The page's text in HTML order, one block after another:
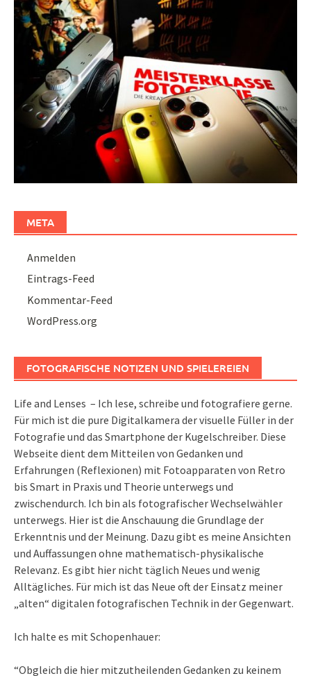
META
Anmelden
Eintrags-Feed
Kommentar-Feed
WordPress.org
FOTOGRAFISCHE NOTIZEN UND SPIELEREIEN
Life and Lenses – Ich lese, schreibe und fotografiere gerne.
Für mich ist die pure Digitalkamera der visuelle Füller in der
Fotografie und das Smartphone der Kugelschreiber. Diese
Webseite dient dem Mitteilen von Gedanken und
Erfahrungen (Reflexionen) mit Fotoapparaten von Retro
bis Smart in Praxis und Theorie unterwegs und
zwischendurch. Ich bin als fotografischer Wechselwähler
unterwegs. Hier ist die Anschauung die Grundlage der
Erkenntnis und der Meinung. Dazu gibt es meine Ansichten
und Auffassungen ohne mathematisch-physikalische
Relevanz. Es gibt hier nicht täglich Neues und wenig
Alltägliches. Für mich ist das Neue oft der Einsatz meiner
„alten“ digitalen fotografischen Technik in der Gegenwart.
Ich halte es mit Schopenhauer:
“Obgleich die hier mitzutheilenden Gedanken zu keinem